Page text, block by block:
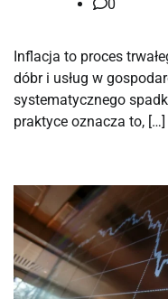
0
Inflacja to proces
dóbr i usług w
systematycznego
praktyce oznacza to, […]